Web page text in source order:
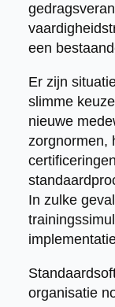
een
Er zijn
slimme
nieuwe
zorgnormen,
In zulke
organisatie